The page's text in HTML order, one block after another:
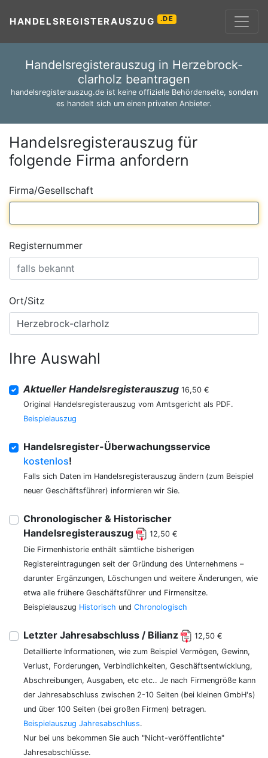
HANDELSREGISTERAUSZUG .DE
Handelsregisterauszug in Herzebrock-
clarholz beantragen
handelsregisterauszug.de ist keine offizielle Behördenseite, sondern
es handelt sich um einen privaten Anbieter.
Handelsregisterauszug für
folgende Firma anfordern
Firma/Gesellschaft
Registernummer
Ort/Sitz
Ihre Auswahl
Aktueller Handelsregisterauszug 16,50 €
Original Handelsregisterauszug vom Amtsgericht als PDF.
Beispielauszug
Handelsregister-Überwachungsservice
kostenlos!
Falls sich Daten im Handelsregisterauszug ändern (zum Beispiel
neuer Geschäftsführer) informieren wir Sie.
Chronologischer & Historischer
Handelsregisterauszug
12,50 €
Die Firmenhistorie enthält sämtliche bisherigen
Registereintragungen seit der Gründung des Unternehmens –
darunter Ergänzungen, Löschungen und weitere Änderungen, wie
etwa alle frühere Geschäftsführer und Firmensitze.
Beispielauszug Historisch und Chronologisch
Letzter Jahresabschluss / Bilianz
12,50 €
Detaillierte Informationen, wie zum Beispiel Vermögen, Gewinn,
Verlust, Forderungen, Verbindlichkeiten, Geschäftsentwicklung,
Abschreibungen, Ausgaben, etc etc.. Je nach Firmengröße kann
der Jahresabschluss zwischen 2-10 Seiten (bei kleinen GmbH's)
und über 100 Seiten (bei großen Firmen) betragen.
Beispielauszug Jahresabschluss.
Nur bei uns bekommen Sie auch "Nicht-veröffentlichte"
Jahresabschlüsse.